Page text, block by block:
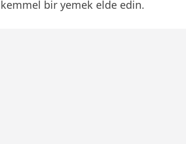
bir yemek elde edin.